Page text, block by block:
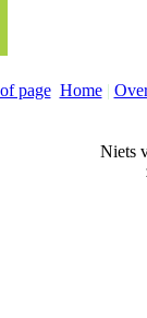
Home|
Niets